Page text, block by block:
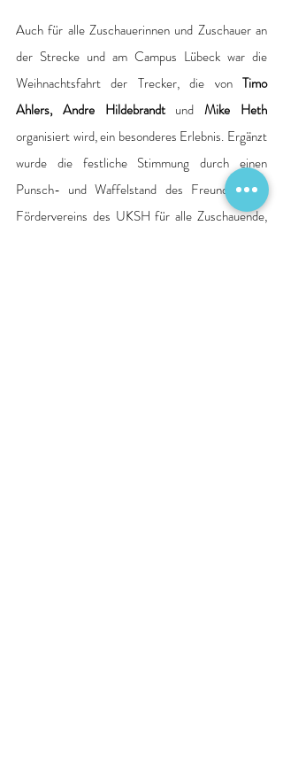
Auch für alle Zuschauerinnen und Zuschauer an
der Strecke und am Campus Lübeck war die
Weihnachtsfahrt der Trecker, die von Timo
Ahlers, Andre Hildebrandt und Mike Heth
organisiert wird, ein besonderes Erlebnis. Ergänzt
wurde die festliche Stimmung durch einen
Punsch- und Waffelstand des Freunde- und
Fördervereins des UKSH für alle Zuschauende,